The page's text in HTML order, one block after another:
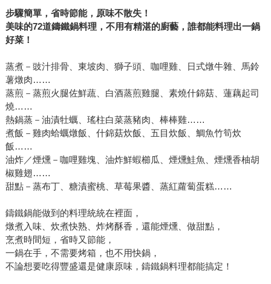
用鍋內的餘溫繼續烹調。於是這兩年來在使用者好口碑的催
化下，能一鍋搞定多樣料理的鑄鐵鍋，在台灣漸漸成為家用
鍋具的主流選擇，也因此關於鑄鐵鍋料理的書籍陸續面市。
《2014271078888》（方舟文化）。本書作者范家菘
（SungKing）熱愛露營野炊活動，無意間遇見鑄鐵鍋，一玩
成痴。他大量閱讀外文書、國外資料，並親自訪問鍋具廠
商，加上實地使用的經驗，為讓初學者、爬文者、準備購
買、或使用中的露友簡單認識「男人的鍋」，並瞭解鑄鐵鍋
鮮為人知的背後，內容章節分為歷史由來、製程技術、各家
工法、表面塗層、如何保養、相關常識、健康觀念等，是一
本鑄鐵食器必修全指南。 而《2014271029095》（積木）中
有美味、節能又省時的72道料理，東坡肉、馬鈴薯燉肉、蒸
椒雞翅、糖漬蜜桃、蒸紅蘿蔔蛋糕……鑄鐵鍋能做到的料理
統統在裡面，烹煮時間短，省時又節能，一鍋在手，不需要
烤箱，也不用快鍋，不論想要吃得豐盛還是健康原味，鑄鐵
鍋料理都能搞定。 太多的調味料會蓋住食物原來的味道，只
步驟簡單，省時節能，原味不散失！
美味的72道鑄鐵鍋料理，不用有精湛的廚藝，誰都能料理出一鍋
好菜！
蒸煮－豉汁排骨、東坡肉、獅子頭、咖哩雞、日式燉牛雜、馬鈴
薯燉肉……
蒸煎－蒸煎火腿佐鮮蔬、白酒蒸煎雞腿、素燒什錦菇、蓮藕起司
燒……
熱鍋蒸－油漬牡蠣、瑤柱白菜蒸豬肉、棒棒雞……
煮飯－雞肉蛤蠣燉飯、什錦菇炊飯、五目炊飯、鯛魚竹筍炊
飯……
油炸／煙燻－咖哩雞塊、油炸鮮蝦櫛瓜、煙燻鮭魚、煙燻香柚胡
椒雞翅……
甜點－蒸布丁、糖漬蜜桃、草莓果醬、蒸紅蘿蔔蛋糕……
鑄鐵鍋能做到的料理統統在裡面，
燉煮入味、炊煮快熟、炸烤酥香，還能煙燻、做甜點，
烹煮時間短，省時又節能，
一鍋在手，不需要烤箱，也不用快鍋，
不論想要吃得豐盛還是健康原味，鑄鐵鍋料理都能搞定！